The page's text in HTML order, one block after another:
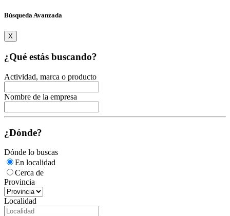
Búsqueda Avanzada
X
¿Qué estás buscando?
Actividad, marca o producto
Nombre de la empresa
¿Dónde?
Dónde lo buscas
En localidad
Cerca de
Provincia
Localidad